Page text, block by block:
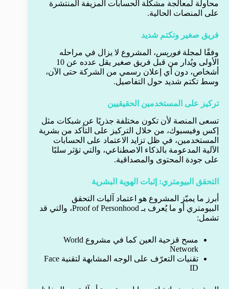
محاولة لمعالجة مشكلة الحسابات المزيفة المنتشرة
على المنصات الحالية.
فريق صغير وتكتم شديد
وفقًا لمجلة فوربس، المشروع لا يزال في مراحله
الأولى ويُدار من قبل فريق صغير يقل عدده عن 10
أشخاص، دون أي إعلان رسمي من الشركة حتى الآن،
وسط تكتم شديد حول التفاصيل.
تركيز على المستخدمين الحقيقيين
تسعى المنصة لأن تكون مختلفة جذريًا عن شبكات مثل
إكس وفيسبوك، من خلال التركيز على التأكد من بشرية
المستخدمين، في ظل تزايد الاعتماد على الحسابات
الآلية المدعومة بالذكاء الاصطناعي، والتي تؤثر سلبًا
على جودة المحتوى والمصداقية.
التحقق البيومتري: إثبات الهوية البشرية
أبرز ما يميّز المشروع هو اعتماد آليات التحقق
البيومتري أو ما يُعرف بـ Proof of Personhood، والتي قد
تشمل:
مسح قزحية العين كما في مشروع World
Network
تقنيات التعرّف على الوجه المشابهة لتقنية Face
ID